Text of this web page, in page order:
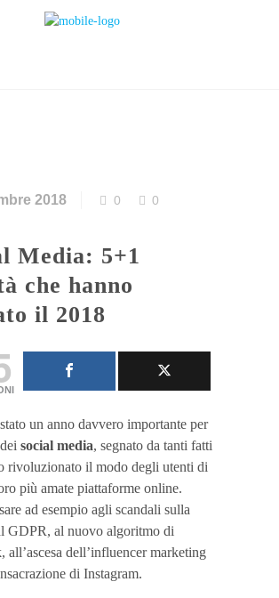
2018 0
0
che hanno
il 2018
un anno davvero importante per
social media, segnato da tanti fatti
rivoluzionato il modo degli utenti di
più amate piattaforme online.
ad esempio agli scandali sulla
GDPR, al nuovo algoritmo di
all’ascesa dell’influencer marketing
di Instagram.